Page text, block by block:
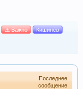
⚠️ Важно
Кишинёв
Последнее
сообщение